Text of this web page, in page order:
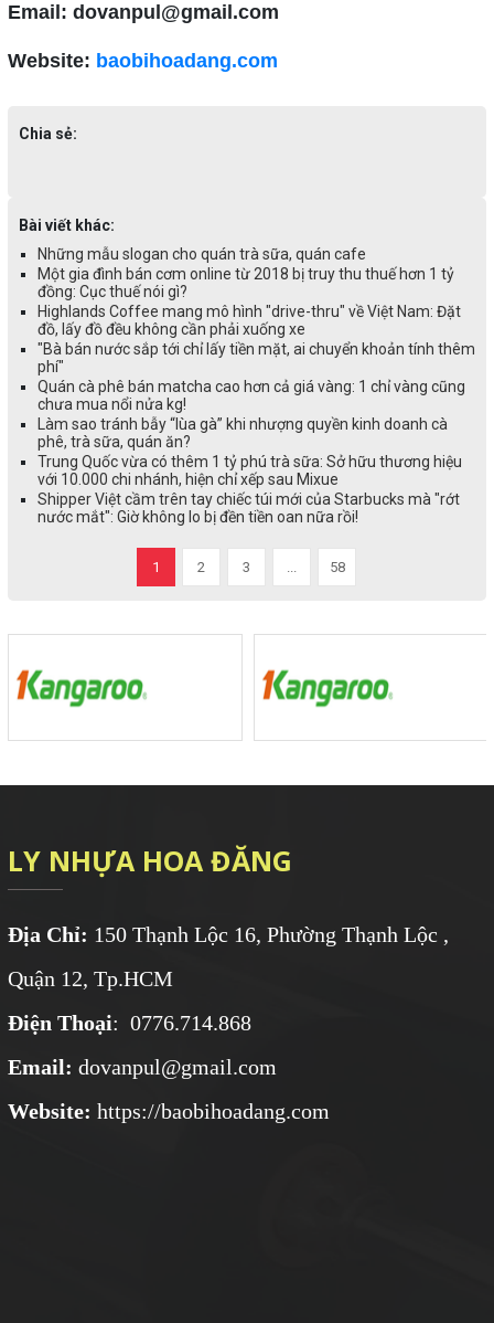
Email: dovanpul@gmail.com
Website: baobihoadang.com
Chia sẻ:
Bài viết khác:
Những mẫu slogan cho quán trà sữa, quán cafe
Một gia đình bán cơm online từ 2018 bị truy thu thuế hơn 1 tỷ
đồng: Cục thuế nói gì?
Highlands Coffee mang mô hình "drive-thru" về Việt Nam: Đặt
đồ, lấy đồ đều không cần phải xuống xe
"Bà bán nước sắp tới chỉ lấy tiền mặt, ai chuyển khoản tính thêm
phí"
Quán cà phê bán matcha cao hơn cả giá vàng: 1 chỉ vàng cũng
chưa mua nổi nửa kg!
Làm sao tránh bẫy “lùa gà” khi nhượng quyền kinh doanh cà
phê, trà sữa, quán ăn?
Trung Quốc vừa có thêm 1 tỷ phú trà sữa: Sở hữu thương hiệu
với 10.000 chi nhánh, hiện chỉ xếp sau Mixue
Shipper Việt cầm trên tay chiếc túi mới của Starbucks mà "rớt
nước mắt": Giờ không lo bị đền tiền oan nữa rồi!
1 2 3 ... 58
LY NHỰA HOA ĐĂNG
Địa Chỉ: 150 Thạnh Lộc 16, Phường Thạnh Lộc ,
Quận 12, Tp.HCM
Điện Thoại: 0776.714.868
Email: dovanpul@gmail.com
Website: https://baobihoadang.com